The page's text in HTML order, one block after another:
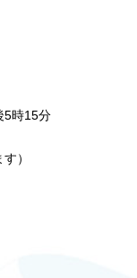
5時15分
）